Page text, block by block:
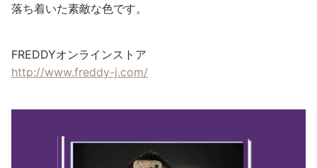
落ち着いた素敵な色です。
FREDDYオンラインストア
http://www.freddy-j.com/